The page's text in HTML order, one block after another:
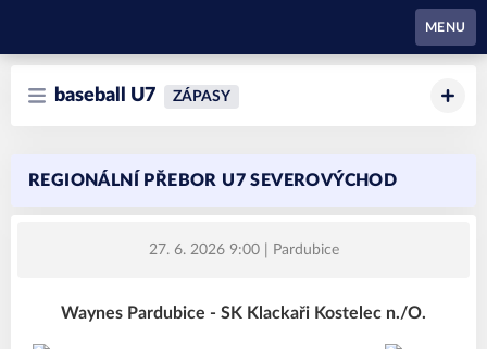
MENU
baseball U7 ZÁPASY
REGIONÁLNÍ PŘEBOR U7 SEVEROVÝCHOD
27. 6. 2026 9:00| Pardubice
Waynes Pardubice - SK Klackaři Kostelec n./O.